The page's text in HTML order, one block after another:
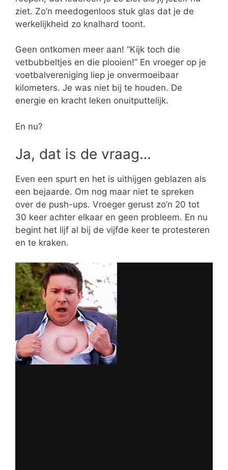
ziet. Zo’n meedogenloos stuk glas dat je de
werkelijkheid zo knalhard toont.
Geen ontkomen meer aan! “Kijk toch die
vetbubbeltjes en die plooien!” En vroeger op je
voetbalvereniging liep je onvermoeibaar
kilometers. Je was niet bij te houden. De
energie en kracht leken onuitputtelijk.
En nu?
Ja, dat is de vraag…
Even een spurt en het is uithijgen geblazen als
een bejaarde. Om nog maar niet te spreken
over de push-ups. Vroeger gerust zo’n 20 tot
30 keer achter elkaar en geen probleem. En nu
begint het lijf al bij de vijfde keer te protesteren
en te kraken.